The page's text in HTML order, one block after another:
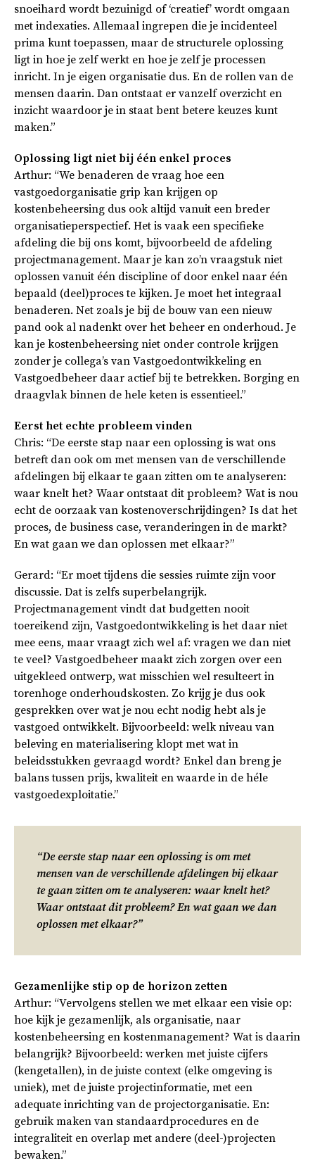
snoeihard wordt bezuinigd of ‘creatief’ wordt omgaan
met indexaties. Allemaal ingrepen die je incidenteel
prima kunt toepassen, maar de structurele oplossing
ligt in hoe je zelf werkt en hoe je zelf je processen
inricht. In je eigen organisatie dus. En de rollen van de
mensen daarin. Dan ontstaat er vanzelf overzicht en
inzicht waardoor je in staat bent betere keuzes kunt
maken.”
Oplossing ligt niet bij één enkel proces
Arthur: “We benaderen de vraag hoe een
vastgoedorganisatie grip kan krijgen op
kostenbeheersing dus ook altijd vanuit een breder
organisatieperspectief. Het is vaak een specifieke
afdeling die bij ons komt, bijvoorbeeld de afdeling
projectmanagement. Maar je kan zo’n vraagstuk niet
oplossen vanuit één discipline of door enkel naar één
bepaald (deel)proces te kijken. Je moet het integraal
benaderen. Net zoals je bij de bouw van een nieuw
pand ook al nadenkt over het beheer en onderhoud. Je
kan je kostenbeheersing niet onder controle krijgen
zonder je collega’s van Vastgoedontwikkeling en
Vastgoedbeheer daar actief bij te betrekken. Borging en
draagvlak binnen de hele keten is essentieel.”
Eerst het echte probleem vinden
Chris: “De eerste stap naar een oplossing is wat ons
betreft dan ook om met mensen van de verschillende
afdelingen bij elkaar te gaan zitten om te analyseren:
waar knelt het? Waar ontstaat dit probleem? Wat is nou
echt de oorzaak van kostenoverschrijdingen? Is dat het
proces, de business case, veranderingen in de markt?
En wat gaan we dan oplossen met elkaar?”
Gerard: “Er moet tijdens die sessies ruimte zijn voor
discussie. Dat is zelfs superbelangrijk.
Projectmanagement vindt dat budgetten nooit
toereikend zijn, Vastgoedontwikkeling is het daar niet
mee eens, maar vraagt zich wel af: vragen we dan niet
te veel? Vastgoedbeheer maakt zich zorgen over een
uitgekleed ontwerp, wat misschien wel resulteert in
torenhoge onderhoudskosten. Zo krijg je dus ook
gesprekken over wat je nou echt nodig hebt als je
vastgoed ontwikkelt. Bijvoorbeeld: welk niveau van
beleving en materialisering klopt met wat in
beleidsstukken gevraagd wordt? Enkel dan breng je
balans tussen prijs, kwaliteit en waarde in de héle
vastgoedexploitatie.”
“De eerste stap naar een oplossing is om met
mensen van de verschillende afdelingen bij elkaar
te gaan zitten om te analyseren: waar knelt het?
Waar ontstaat dit probleem? En wat gaan we dan
oplossen met elkaar?”
Gezamenlijke stip op de horizon zetten
Arthur: “Vervolgens stellen we met elkaar een visie op:
hoe kijk je gezamenlijk, als organisatie, naar
kostenbeheersing en kostenmanagement? Wat is daarin
belangrijk? Bijvoorbeeld: werken met juiste cijfers
(kengetallen), in de juiste context (elke omgeving is
uniek), met de juiste projectinformatie, met een
adequate inrichting van de projectorganisatie. En:
gebruik maken van standaardprocedures en de
integraliteit en overlap met andere (deel-)projecten
bewaken.”